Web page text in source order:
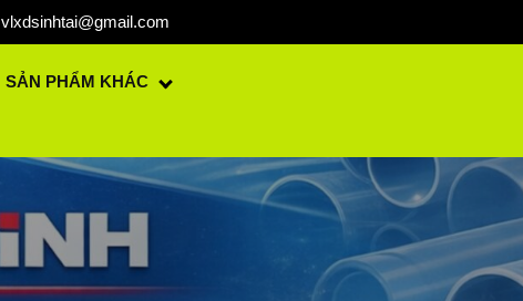
vlxdsinhtai@gmail.com
SẢN PHẨM KHÁC